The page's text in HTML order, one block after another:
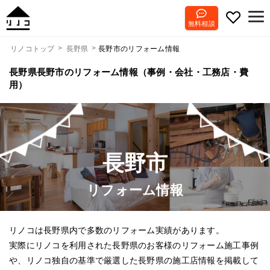
無料相談
リノコトップ 長野県 長野市のリフォーム情報
長野県長野市のリフォーム情報（事例・会社・工務店・費
用）
長野市
リフォーム情報
リノコは長野県内で多数のリフォーム実績があります。
実際にリノコを利用された長野県のお客様のリフォーム施工事例
や、リノコ独自の基準で厳選した長野県の施工店情報を掲載して